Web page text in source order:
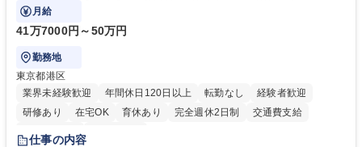
活用アドバイス業務等をお任せします。
月給
41万7000円～50万円
勤務地
東京都港区
業界未経験歓迎
年間休日120日以上 転勤なし
経験者歓迎
研修あり
在宅OK 育休あり 完全週休2日制
交通費支給
駅近5分以内
仕事の内容